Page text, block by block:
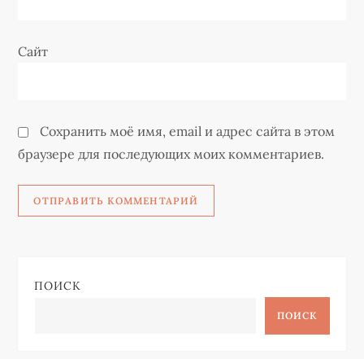
м
Сайт
Сохранить моё имя, email и адрес сайта в этом
браузере для последующих моих комментариев.
ПОИСК
ПОИСК